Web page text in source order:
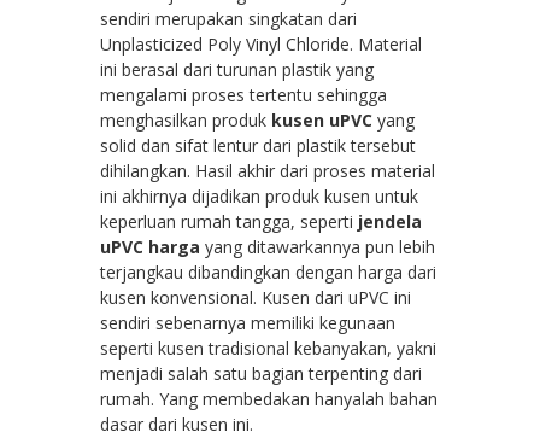
sendiri merupakan singkatan dari
Unplasticized Poly Vinyl Chloride. Material
ini berasal dari turunan plastik yang
mengalami proses tertentu sehingga
menghasilkan produk kusen uPVC yang
solid dan sifat lentur dari plastik tersebut
dihilangkan. Hasil akhir dari proses material
ini akhirnya dijadikan produk kusen untuk
keperluan rumah tangga, seperti jendela
uPVC harga yang ditawarkannya pun lebih
terjangkau dibandingkan dengan harga dari
kusen konvensional. Kusen dari uPVC ini
sendiri sebenarnya memiliki kegunaan
seperti kusen tradisional kebanyakan, yakni
menjadi salah satu bagian terpenting dari
rumah. Yang membedakan hanyalah bahan
dasar dari kusen ini.